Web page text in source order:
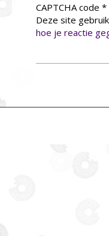
CAPTCHA code *
Deze site
hoe je reactie